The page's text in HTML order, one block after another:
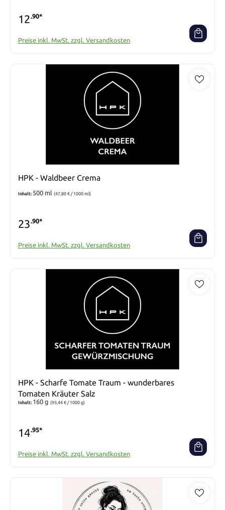
12.90*
Preise inkl. MwSt. zzgl. Versandkosten
HPK - Waldbeer Crema
Inhalt: 500 ml (47,80 € / 1000 ml)
23.90*
Preise inkl. MwSt. zzgl. Versandkosten
HPK - Scharfe Tomate Traum - wunderbares
Tomaten Kräuter Salz
Inhalt: 160 g (93,44 € / 1000 g)
14.95*
Preise inkl. MwSt. zzgl. Versandkosten